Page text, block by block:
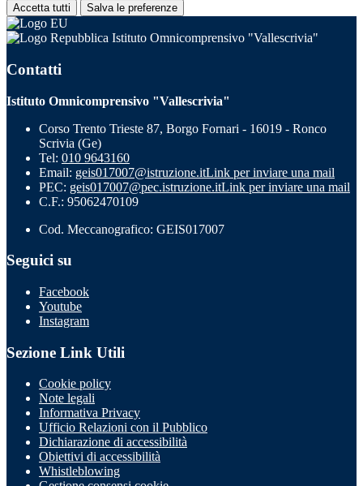
Accetta tutti Salva le preferenze
Istituto Omnicomprensivo "Vallescrivia"
Contatti
Istituto Omnicomprensivo "Vallescrivia"
Corso Trento Trieste 87, Borgo Fornari - 16019 - Ronco
Scrivia (Ge)
Tel: 010 9643160
Email: geis017007@istruzione.itLink per inviare una mail
PEC: geis017007@pec.istruzione.itLink per inviare una mail
C.F.: 95062470109
Cod. Meccanografico: GEIS017007
Seguici su
Facebook
Youtube
Instagram
Sezione Link Utili
Cookie policy
Note legali
Informativa Privacy
Ufficio Relazioni con il Pubblico
Dichiarazione di accessibilità
Obiettivi di accessibilità
Whistleblowing